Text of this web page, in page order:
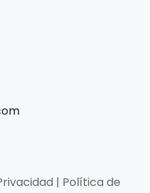
| Política de